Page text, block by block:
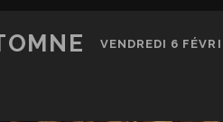
VENDREDI 6